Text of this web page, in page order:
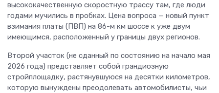
высококачественную скоростную трассу там, где люди
годами мучились в пробках. Цена вопроса — новый пункт
взимания платы (ПВП) на 86-м км шоссе к уже двум
имеющимся, расположенный у границы двух регионов.
Второй участок (не сданный по состоянию на начало мая
2026 года) представляет собой грандиозную
стройплощадку, растянувшуюся на десятки километров,
которую вынуждены преодолевать автомобилисты, чьи